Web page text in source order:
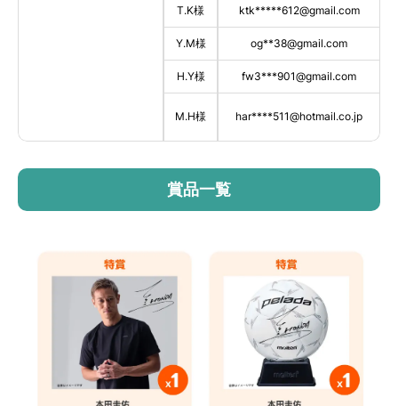
T.K様 ktk*****612@gmail.com
Y.M様 og**38@gmail.com
H.Y様 fw3***901@gmail.com
M.H様 har****511@hotmail.co.jp
賞品一覧